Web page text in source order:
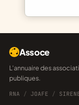
Assoce
L'annuaire des associations françaises, construit sur les données
publiques.
RNA / JOAFE /